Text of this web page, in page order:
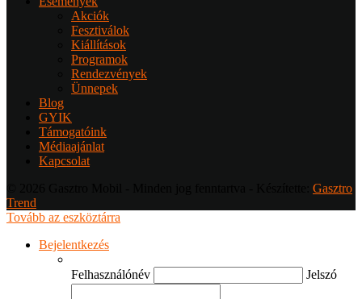
Akciók
Fesztiválok
Kiállítások
Programok
Rendezvények
Ünnepek
Blog
GYIK
Támogatóink
Médiaajánlat
Kapcsolat
Gasztro
Trend
Tovább az eszköztárra
Bejelentkezés
Felhasználónév Jelszó